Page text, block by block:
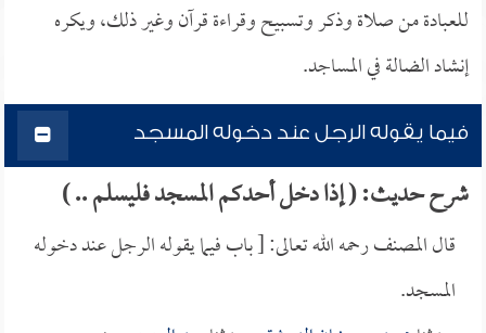
للعبادة من صلاة وذكر وتسبيح وقراءة قرآن وغير ذلك، ويكره
إنشاد الضالة في المساجد.
فيما يقوله الرجل عند دخوله المسجد
شرح حديث: ( إذا دخل أحدكم المسجد فليسلم .. )
قال المصنف رحمه الله تعالى: [ باب فيما يقوله الرجل عند دخوله
المسجد.